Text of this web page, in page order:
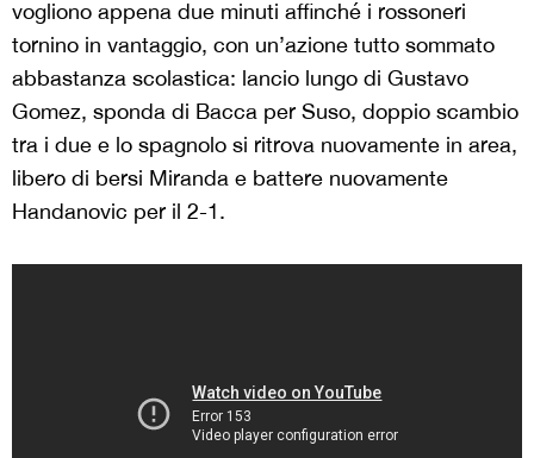
vogliono appena due minuti affinché i rossoneri
tornino in vantaggio, con un’azione tutto sommato
abbastanza scolastica: lancio lungo di Gustavo
Gomez, sponda di Bacca per Suso, doppio scambio
tra i due e lo spagnolo si ritrova nuovamente in area,
libero di bersi Miranda e battere nuovamente
Handanovic per il 2-1.